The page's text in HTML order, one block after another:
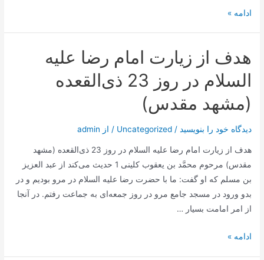
اهمیت
رضا
علیه
السلام
و
دیدگاه
اهل
معرفت
ادامه »
هدف از زیارت امام رضا علیه
السلام در روز 23 ذی‌القعده
(مشهد مقدس)
دیدگاه‌ خود را بنویسید /
Uncategorized / از admin
هدف از زیارت امام رضا علیه السلام در روز 23 ذی‌القعده (مشهد
مقدس) مرحوم محمَّد بن يعقوب كلينى 1 حديث مى‌كند از عبد العزيز
بن مسلم كه او گفت: ما با حضرت رضا علیه السلام در مرو بوديم و در
بدو ورود در مسجد جامع مرو در روز جمعه‌اى به جماعت‌ رفتم. در آنجا
از امر امامت بسيار …
هدف
ادامه »